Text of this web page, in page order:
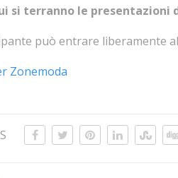
si terranno le
può entrare liberamente
Zonemoda